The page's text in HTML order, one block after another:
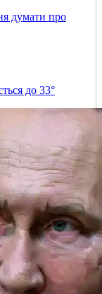
думати про
до 33°